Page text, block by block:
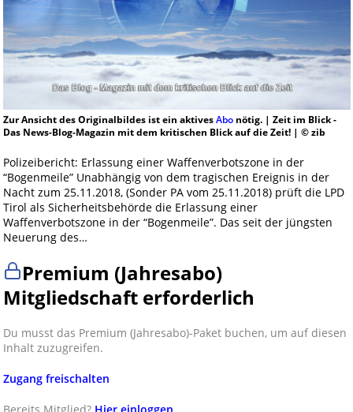
Zur Ansicht des Originalbildes ist ein aktivesAbonötig. | Zeit im Blick -
Das News-Blog-Magazin mit dem kritischen Blick auf die Zeit! | © zib
Polizeibericht: Erlassung einer Waffenverbotszone in der
“Bogenmeile” Unabhängig von dem tragischen Ereignis in der
Nacht zum 25.11.2018, (Sonder PA vom 25.11.2018) prüft die LPD
Tirol als Sicherheitsbehörde die Erlassung einer
Waffenverbotszone in der “Bogenmeile”. Das seit der jüngsten
Neuerung des…
Premium (Jahresabo)
Mitgliedschaft erforderlich
Du musst das Premium (Jahresabo)-Paket buchen, um auf diesen
Inhalt zuzugreifen.
Zugang freischalten